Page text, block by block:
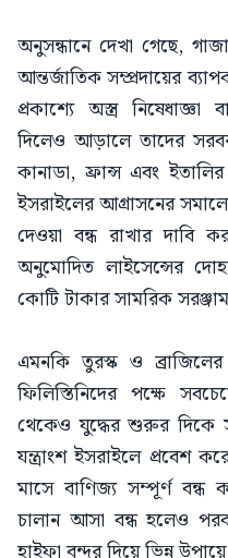
অনুসন্ধানে দেখা গেছে,
আন্তর্জাতিক সম্প্রদায়ের
প্রকাশ্যে অস্ত্র
দিলেও আড়ালে তাদের
কানাডা, ফ্রান্স এবং
ইসরাইলের আগ্রাসনের
দেওয়া বন্ধ রাখার দাবি
অনুমোদিত লাইসেন্সের
কোটি টাকার সামরিক
এমনকি তুরস্ক ও
ফিলিস্তিনিদের পক্ষে
থেকেও যুদ্ধের শুরুর দিকে
যন্ত্রাংশ ইসরাইলে প্রবেশ
মাসে বাণিজ্য সম্পূর্ণ
চালান আসা বন্ধ হলেও